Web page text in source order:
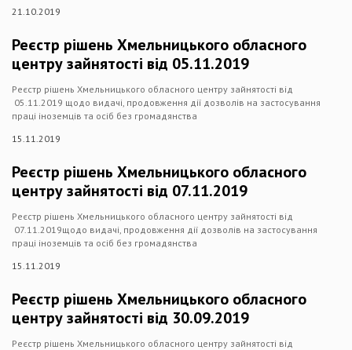
21.10.2019
Реєстр рішень Хмельницького обласного
центру зайнятості від 05.11.2019
Реєстр рішень Хмельницького обласного центру зайнятості від
05.11.2019 щодо видачі, продовження дії дозволів на застосування
праці іноземців та осіб без громадянства
15.11.2019
Реєстр рішень Хмельницького обласного
центру зайнятості від 07.11.2019
Реєстр рішень Хмельницького обласного центру зайнятості від
07.11.2019щодо видачі, продовження дії дозволів на застосування
праці іноземців та осіб без громадянства
15.11.2019
Реєстр рішень Хмельницького обласного
центру зайнятості від 30.09.2019
Реєстр рішень Хмельницького обласного центру зайнятості від